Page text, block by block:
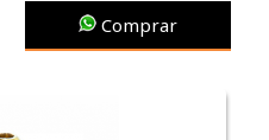
Comprar